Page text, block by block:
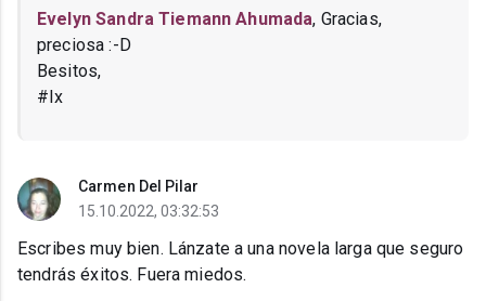
Evelyn Sandra Tiemann Ahumada, Gracias,
preciosa :-D
Besitos,
#Ix
Carmen Del Pilar
15.10.2022, 03:32:53
Escribes muy bien. Lánzate a una novela larga que seguro
tendrás éxitos. Fuera miedos.